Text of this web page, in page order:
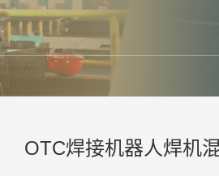
OTC焊接机器人焊机